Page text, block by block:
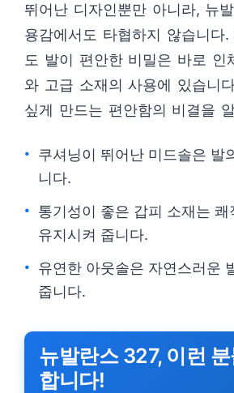
뛰어난 디자인뿐만 아니라, 뉴
용감에서도 타협하지 않습니다
도 발이 편안한 비밀은 바로 인
와 고급 소재의 사용에 있습니
싶게 만드는 편안함의 비결을
쿠셔닝이 뛰어난 미드솔은 발
니다.
통기성이 좋은 갑피 소재는 쾌
유지시켜 줍니다.
유연한 아웃솔은 자연스러운
줍니다.
뉴발란스 327, 이런
합니다!